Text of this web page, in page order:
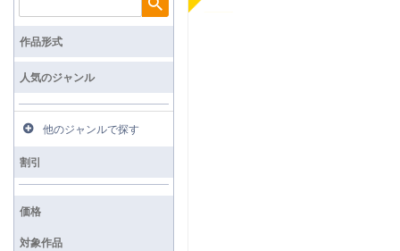
検索
作品形式
人気のジャンル
他のジャンルで探す
割引
価格
対象作品